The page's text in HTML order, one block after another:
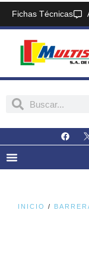
Fichas Técnicas
INICIO /